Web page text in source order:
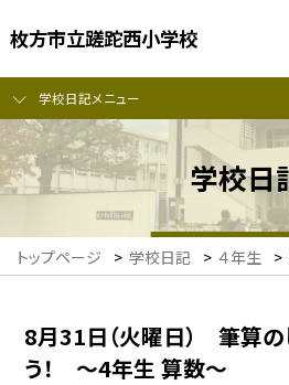
枚方市立蹉跎西小学校
学校日記メニュー
学校日
トップページ > 学校日記 > ４年生 >
8月31日（火曜日） 筆算の
う！ 〜4年生 算数〜